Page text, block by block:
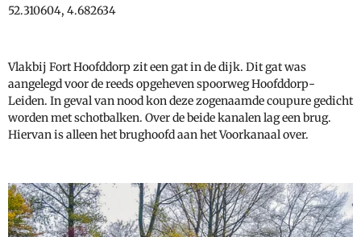
52.310604, 4.682634
Vlakbij Fort Hoofddorp zit een gat in de dijk. Dit gat was
aangelegd voor de reeds opgeheven spoorweg Hoofddorp-
Leiden. In geval van nood kon deze zogenaamde coupure gedicht
worden met schotbalken. Over de beide kanalen lag een brug.
Hiervan is alleen het brughoofd aan het Voorkanaal over.